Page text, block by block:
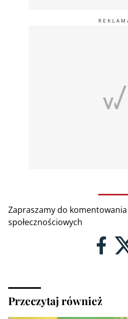
Zapraszamy do
społecznościowych
Przeczytaj również